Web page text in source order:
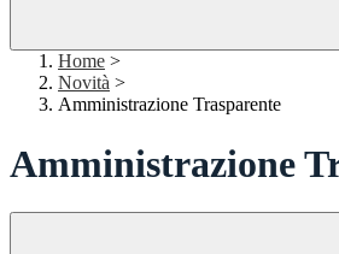
Home >
Novità >
Amministrazione Trasparente
Amministrazione